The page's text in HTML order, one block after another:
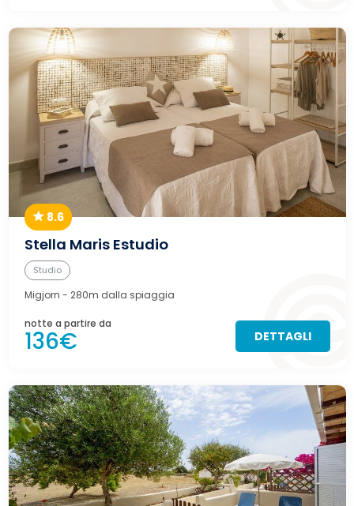
8.6
Stella Maris Estudio
Studio
Migjorn - 280m dalla spiaggia
notte a partire da
136€ DETTAGLI